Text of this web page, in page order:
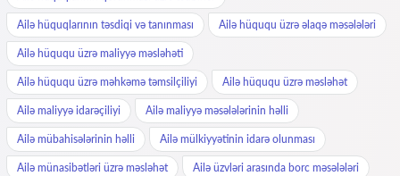
Ailə hüquqlarının təsdiqi və tanınması Ailə hüququ üzrə əlaqə məsələləri
Ailə hüququ üzrə maliyyə məsləhəti
Ailə hüququ üzrə məhkəmə təmsilçiliyi Ailə hüququ üzrə məsləhət
Ailə maliyyə idarəçiliyi Ailə maliyyə məsələlərinin həlli
Ailə mübahisələrinin həlli Ailə mülkiyyətinin idarə olunması
Ailə münasibətləri üzrə məsləhət Ailə üzvləri arasında borc məsələləri